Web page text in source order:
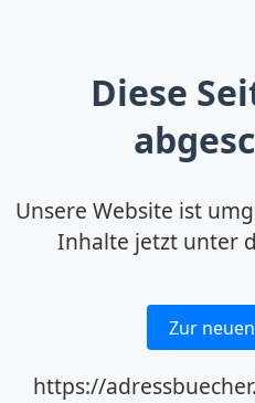
Diese
Unsere Website ist
Inhalte jetzt unter
Zur
https://